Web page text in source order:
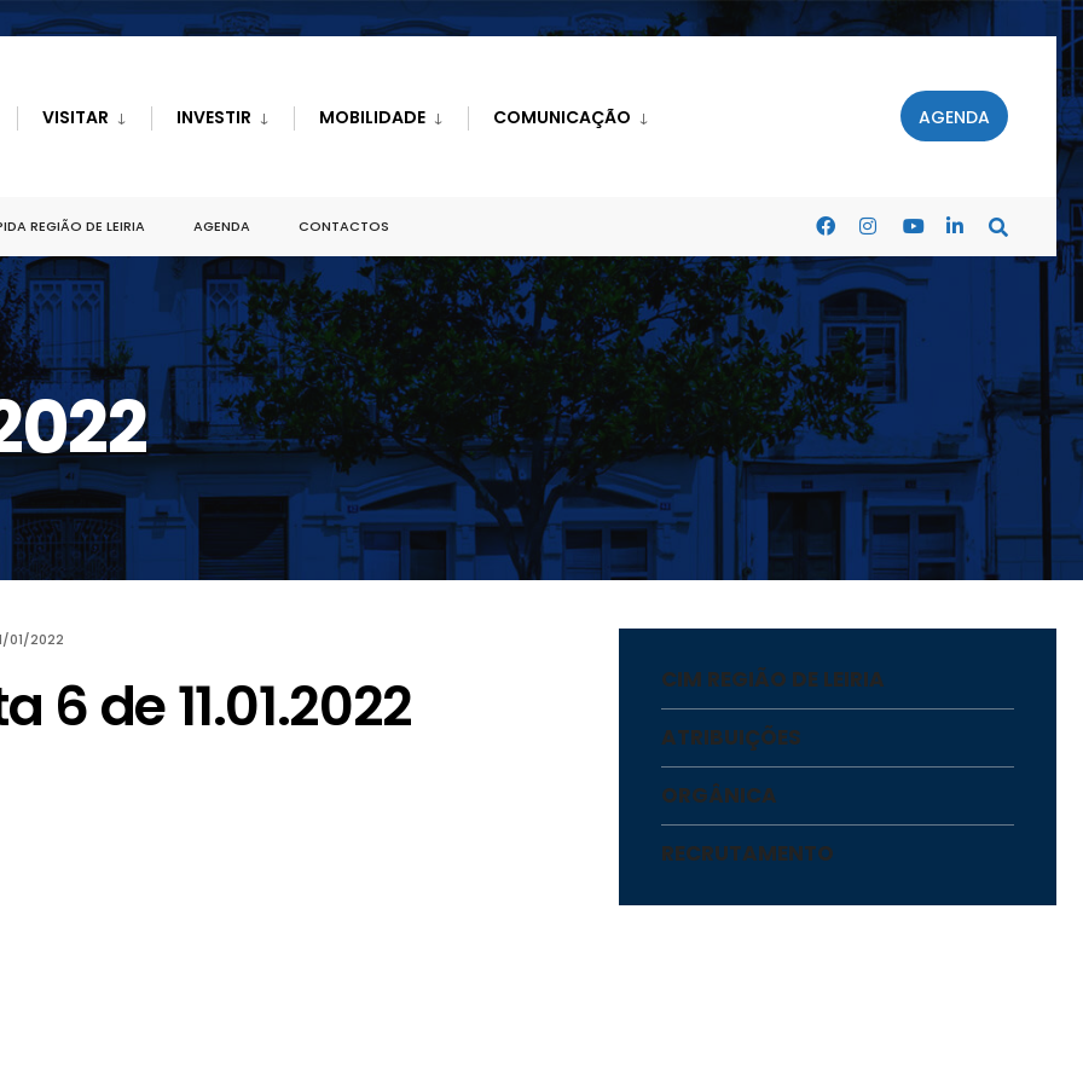
VISITAR INVESTIR MOBILIDADE COMUNICAÇÃO AGENDA
REGIÃO DE LEIRIA AGENDA CONTACTOS
01/2022
6 de 11.01.2022
CIM REGIÃO DE LEIRIA
ATRIBUIÇÕES
ORGÂNICA
RECRUTAMENTO